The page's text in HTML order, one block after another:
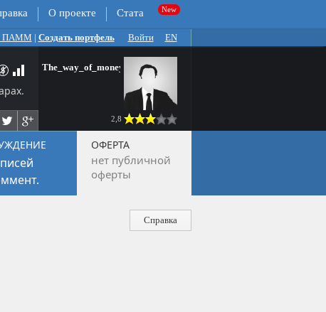
О проекте Стата
ПАММ | Создать портфель Войти EN
The_way_of_money
2,8
ОФЕРТА
нет публичной
оферты
Справка